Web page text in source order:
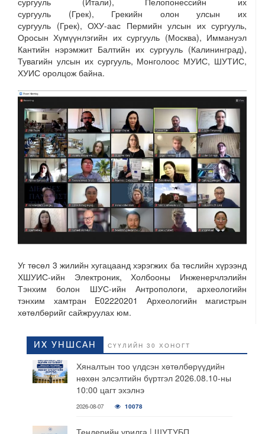
сургууль (Грек), Грекийн олон улсын их
сургууль (Грек), ОХУ-аас Пермийн улсын их сургууль,
Оросын Хүмүүнлэгийн их сургууль (Москва), Иммануэл
Кантийн нэрэмжит Балтийн их сургууль (Калининград),
Тувагийн улсын их сургууль, Монголоос МУИС, ШУТИС,
ХУИС оролцож байна.
Уг төсөл 3 жилийн хугацаанд хэрэгжих ба төслийн хүрээнд
ХШУИС-ийн Электроник, Холбооны Инженерчлэлийн
Тэнхим болон ШУС-ийн Антропологи, археологийн
тэнхим хамтран E02220201 Археологийн магистрын
хөтөлбөрийг сайжруулах юм.
ИХ УНШСАН СҮҮЛИЙН 30 ХОНОГТ
Хяналтын тоо үлдсэн хөтөлбөрүүдийн
нөхөн элсэлтийн бүртгэл 2026.08.10-ны
10:00 цагт эхэлнэ
2026-08-07 10078
Тендерийн урилга | ШУТУБП,